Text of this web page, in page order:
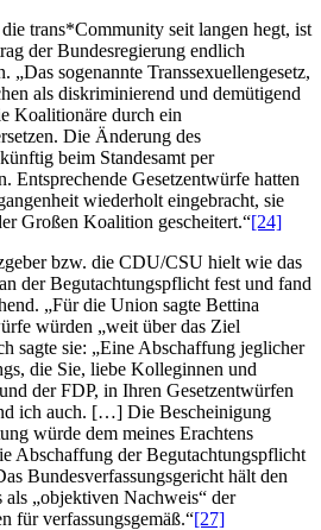
trans*Community seit langen hegt, ist
der Bundesregierung endlich
„Das sogenannte Transsexuellengesetz,
als diskriminierend und demütigend
Koalitionäre durch ein
Die Änderung des
beim Standesamt per
Entsprechende Gesetzentwürfe hatten
wiederholt eingebracht, sie
Großen Koalition gescheitert.“[24]
bzw. die CDU/CSU hielt wie das
der Begutachtungspflicht fest und fand
„Für die Union sagte Bettina
würden „weit über das Ziel
sagte sie: „Eine Abschaffung jeglicher
die Sie, liebe Kolleginnen und
der FDP, in Ihren Gesetzentwürfen
ich auch. […] Die Bescheinigung
würde dem meines Erachtens
Abschaffung der Begutachtungspflicht
Bundesverfassungsgericht hält den
„objektiven Nachweis“ der
für verfassungsgemäß.“[27]